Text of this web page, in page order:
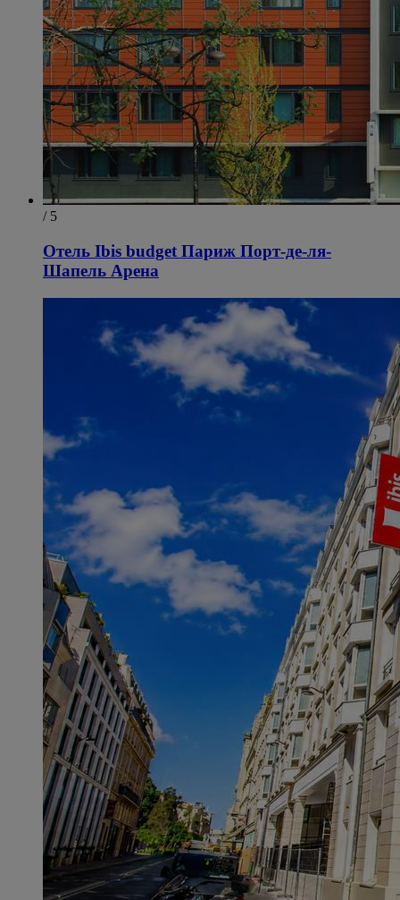
/ 5
Отель Ibis budget Париж Порт-де-ля-
Шапель Арена